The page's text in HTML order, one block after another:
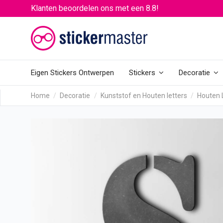
Klanten beoordelen ons met een 8.8!
Eigen Stickers Ontwerpen Stickers Decoratie
Home Decoratie Kunststof en Houten letters Houten